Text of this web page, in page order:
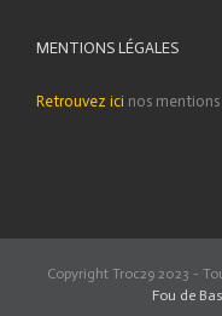
MENTIONS LÉGALES
Retrouvez ici nos
Copyright Troc29 2023 -
Fou de